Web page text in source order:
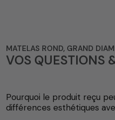
MATELAS ROND, GRAND
VOS QUESTIONS
Pourquoi le produit reçu
différences esthétiques